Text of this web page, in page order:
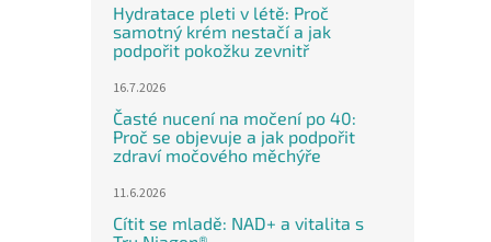
Hydratace pleti v létě: Proč
samotný krém nestačí a jak
podpořit pokožku zevnitř
16.7.2026
Časté nucení na močení po 40:
Proč se objevuje a jak podpořit
zdraví močového měchýře
11.6.2026
Cítit se mladě: NAD+ a vitalita s